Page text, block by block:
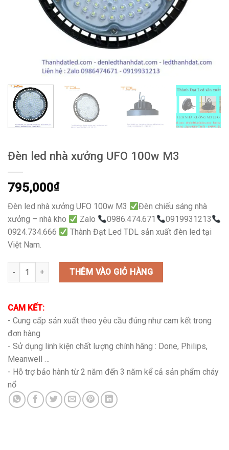
Đèn led nhà xưởng UFO 100w M3
795,000₫
Đèn led nhà xưởng UFO 100w M3
Đèn chiếu sáng nhà
xưởng – nhà kho
Zalo 0986.474.671
0919931213
0924.734.666
Thành Đạt Led TDL sản xuất đèn led tại
Việt Nam.
Đèn led nhà xưởng UFO 100w M3 số lượng
THÊM VÀO GIỎ HÀNG
CAM KẾT:
- Cung cấp sản xuất theo yêu cầu đúng như cam kết trong
đơn hàng
- Sử dụng linh kiện chất lượng chính hãng : Done, Philips,
Meanwell …
- Hỗ trợ bảo hành từ 2 năm đến 3 năm kể cả sản phẩm cháy
nổ